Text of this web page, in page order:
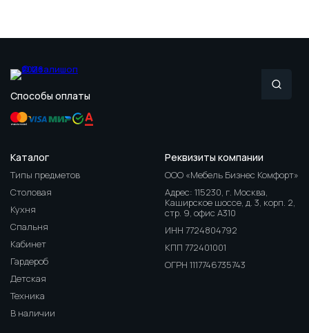
Способы оплаты
Каталог
Типы предметов
Столовая
Кухня
Спальня
Кабинет
Гардероб
Детская
Техника
В наличии
Реквизиты компании
ООО «Мебель Бизнес Комфорт»
Адрес: 115230, г. Москва,
Каширское шоссе, д. 3, корп. 2,
стр. 9, офис А310
ИНН 7724804792
КПП 772401001
ОГРН 1117746735743